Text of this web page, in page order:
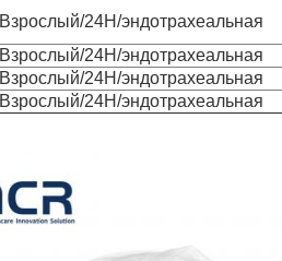
Взрослый/24H/эндотрахеальная
Взрослый/24H/эндотрахеальная
Взрослый/24H/эндотрахеальная
Взрослый/24H/эндотрахеальная